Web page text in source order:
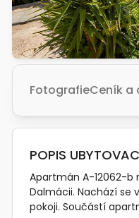
FotografieCeník a
POPIS
Apartmán A-12062-b
Dalmácii. Nachází se
pokoji. Součástí